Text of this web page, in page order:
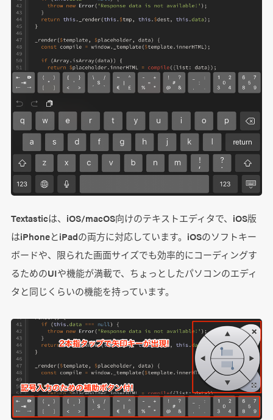
Textasticは、iOS/macOS向けのテキストエディタで、iOS版
はiPhoneとiPadの両方に対応しています。iOSのソフトキー
ボードや、限られた画面サイズでも効率的にコーディングす
るためのUIや機能が満載で、ちょっとしたパソコンのエディ
タと同じくらいの機能を持っています。